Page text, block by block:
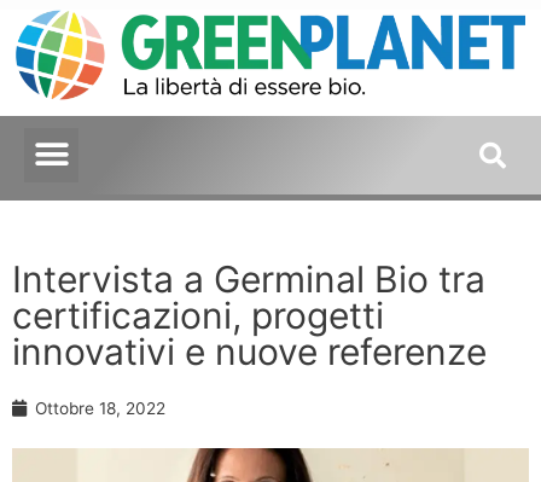
Intervista a Germinal Bio tra
certificazioni, progetti
innovativi e nuove referenze
Ottobre 18, 2022